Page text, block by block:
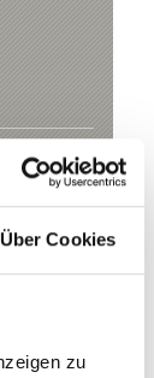
Über Cookies
zu
im